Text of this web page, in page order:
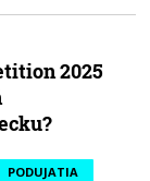
2025
PODUJATIA